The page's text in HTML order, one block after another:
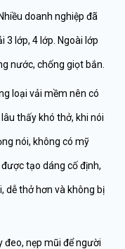
doanh nghiệp đã
3 lớp, 4 lớp. Ngoài lớp
nước, chống giọt bắn.
loại vải mềm nên có
thấy khó thở, khi nói
nói, không có mỹ
tạo dáng cố định,
dễ thở hơn và không bị
đeo, nẹp mũi để người